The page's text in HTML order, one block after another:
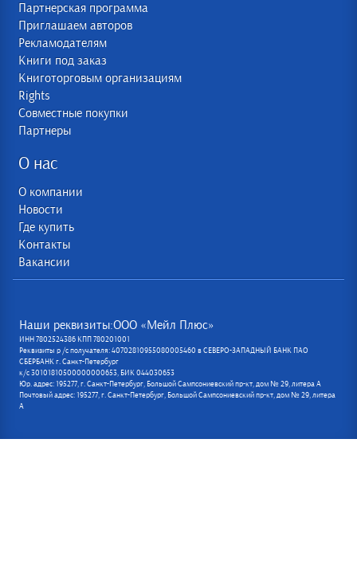
Партнерская программа
Приглашаем авторов
Рекламодателям
Книги под заказ
Книготорговым организациям
Rights
Совместные покупки
Партнеры
О нас
О компании
Новости
Где купить
Контакты
Вакансии
Наши реквизиты:ООО «Мейл Плюс»
ИНН 7802524386 КПП 780201001
Реквизиты р /с получателя: 40702810955080005460 в СЕВЕРО-ЗАПАДНЫЙ БАНК ПАО
СБЕРБАНК г. Санкт-Петербург
к/с 30101810500000000653, БИК 044030653
Юр. адрес: 195277, г. Санкт-Петербург, Большой Сампсониевский пр-кт, дом № 29, литера А
Почтовый адрес: 195277, г. Санкт-Петербург, Большой Сампсониевский пр-кт, дом № 29, литера
А